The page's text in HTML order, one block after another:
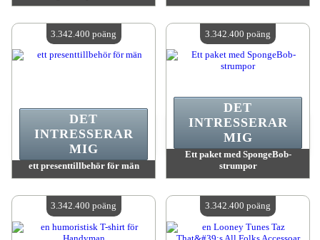
Antal tillgängliga:4
Antal tillgängliga:4
ett presenttillbehör för män
Antal tillgängliga:4
DET
INTRESSERAR
MIG
3.342.400 poäng
Ett paket med SpongeBob-
strumpor
Antal tillgängliga:4
DET
INTRESSERAR
MIG
3.342.400 poäng
3.342.400 poäng 3.342.400 poäng